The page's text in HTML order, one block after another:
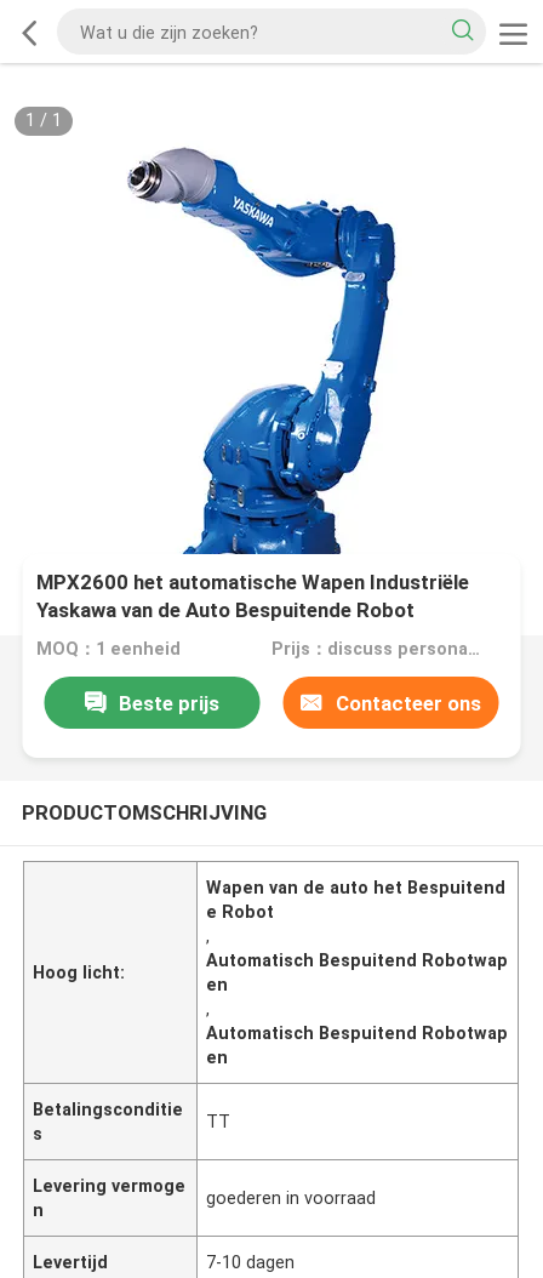
1 / 1
MPX2600 het automatische Wapen Industriële
Yaskawa van de Auto Bespuitende Robot
MOQ：1 eenheid Prijs：discuss personally
Beste prijs Contacteer ons
PRODUCTOMSCHRIJVING
Hoog licht:
Wapen van de auto het Bespuitend
e Robot
,
Automatisch Bespuitend Robotwap
en
,
Automatisch Bespuitend Robotwap
en
Betalingsconditie
s
TT
Levering vermoge
n
goederen in voorraad
Levertijd 7-10 dagen